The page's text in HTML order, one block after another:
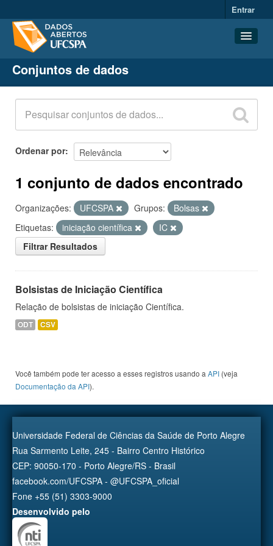
Entrar
Conjuntos de dados
Organizações
Grupos
Sobre
Conjuntos de dados
Ordenar por
1 conjunto de dados encontrado
Organizações: UFCSPA Grupos:
Bolsas
Etiquetas:
iniciação científica
IC
Filtrar Resultados
Bolsistas de Iniciação Científica
Relação de bolsistas de iniciação Científica.
ODT CSV
Você também pode ter acesso a esses registros usando a API (veja
Documentação da API).
Universidade Federal de Ciências da Saúde de Porto Alegre
Rua Sarmento Leite, 245 - Bairro Centro Histórico
CEP: 90050-170 - Porto Alegre/RS - Brasil
facebook.com/UFCSPA - @UFCSPA_oficial
Fone +55 (51) 3303-9000
Desenvolvido pelo